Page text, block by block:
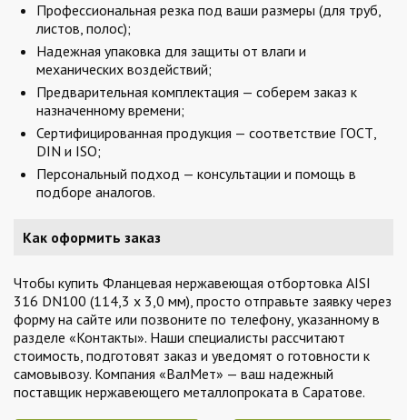
Профессиональная резка под ваши размеры (для труб,
листов, полос);
Надежная упаковка для защиты от влаги и
механических воздействий;
Предварительная комплектация — соберем заказ к
назначенному времени;
Сертифицированная продукция — соответствие ГОСТ,
DIN и ISO;
Персональный подход — консультации и помощь в
подборе аналогов.
Как оформить заказ
Чтобы купить Фланцевая нержавеющая отбортовка AISI
316 DN100 (114,3 x 3,0 мм), просто отправьте заявку через
форму на сайте или позвоните по телефону, указанному в
разделе «Контакты». Наши специалисты рассчитают
стоимость, подготовят заказ и уведомят о готовности к
самовывозу. Компания «ВалМет» — ваш надежный
поставщик нержавеющего металлопроката в Саратове.